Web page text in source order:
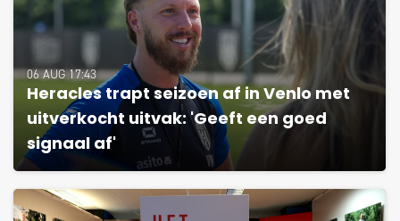
06 AUG 17:43
Heracles trapt seizoen af in Venlo met
uitverkocht uitvak: 'Geeft een goed
signaal af'